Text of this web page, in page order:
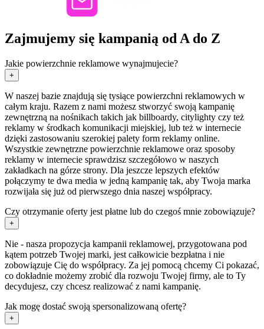
Zajmujemy się kampanią od A do Z
Jakie powierzchnie reklamowe wynajmujecie?
+
W naszej bazie znajdują się tysiące powierzchni reklamowych w
całym kraju. Razem z nami możesz stworzyć swoją kampanię
zewnętrzną na nośnikach takich jak billboardy, citylighty czy też
reklamy w środkach komunikacji miejskiej, lub też w internecie
dzięki zastosowaniu szerokiej palety form reklamy online.
Wszystkie zewnętrzne powierzchnie reklamowe oraz sposoby
reklamy w internecie sprawdzisz szczegółowo w naszych
zakładkach na górze strony. Dla jeszcze lepszych efektów
połączymy te dwa media w jedną kampanię tak, aby Twoja marka
rozwijała się już od pierwszego dnia naszej współpracy.
Czy otrzymanie oferty jest płatne lub do czegoś mnie zobowiązuje?
+
Nie - nasza propozycja kampanii reklamowej, przygotowana pod
kątem potrzeb Twojej marki, jest całkowicie bezpłatna i nie
zobowiązuje Cię do współpracy. Za jej pomocą chcemy Ci pokazać,
co dokładnie możemy zrobić dla rozwoju Twojej firmy, ale to Ty
decydujesz, czy chcesz realizować z nami kampanię.
Jak mogę dostać swoją spersonalizowaną ofertę?
+